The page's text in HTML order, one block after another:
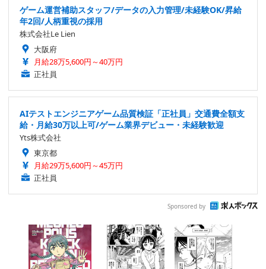
ゲーム運営補助スタッフ/データの入力管理/未経験OK/昇給
年2回/人柄重視の採用
株式会社Le Lien
大阪府
月給28万5,600円～40万円
正社員
AIテストエンジニアゲーム品質検証「正社員」交通費全額支
給・月給30万以上可/ゲーム業界デビュー・未経験歓迎
Yts株式会社
東京都
月給29万5,600円～45万円
正社員
Sponsored by